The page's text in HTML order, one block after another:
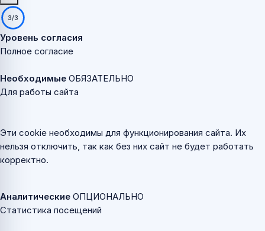
3/3
Уровень согласия
Полное согласие
Необходимые ОБЯЗАТЕЛЬНО
Для работы сайта
Эти cookie необходимы для функционирования сайта. Их
нельзя отключить, так как без них сайт не будет работать
корректно.
Аналитические ОПЦИОНАЛЬНО
Статистика посещений